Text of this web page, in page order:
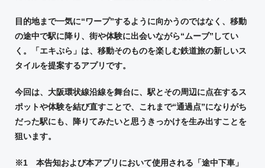
目的地まで一気に“ワープ”するように向かうのではなく、移動
の途中で駅に降り、街や体験に出会いながら“ムーブ”してい
く。「エキぷら」は、移動そのものを楽しむ鉄道旅の新しいス
タイルを提案するアプリです。
今回は、大阪環状線沿線を舞台に、駅とその周辺に点在するス
ポットや体験を結び直すことで、これまで“通過点”になりがち
だった駅にも、降りてみたいと思うきっかけを生み出すことを
狙います。
※1 本告知および本アプリにおいて使用される「途中下車」